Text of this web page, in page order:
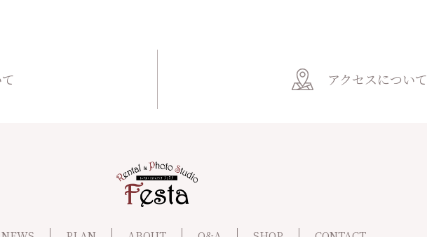
アクセスについて